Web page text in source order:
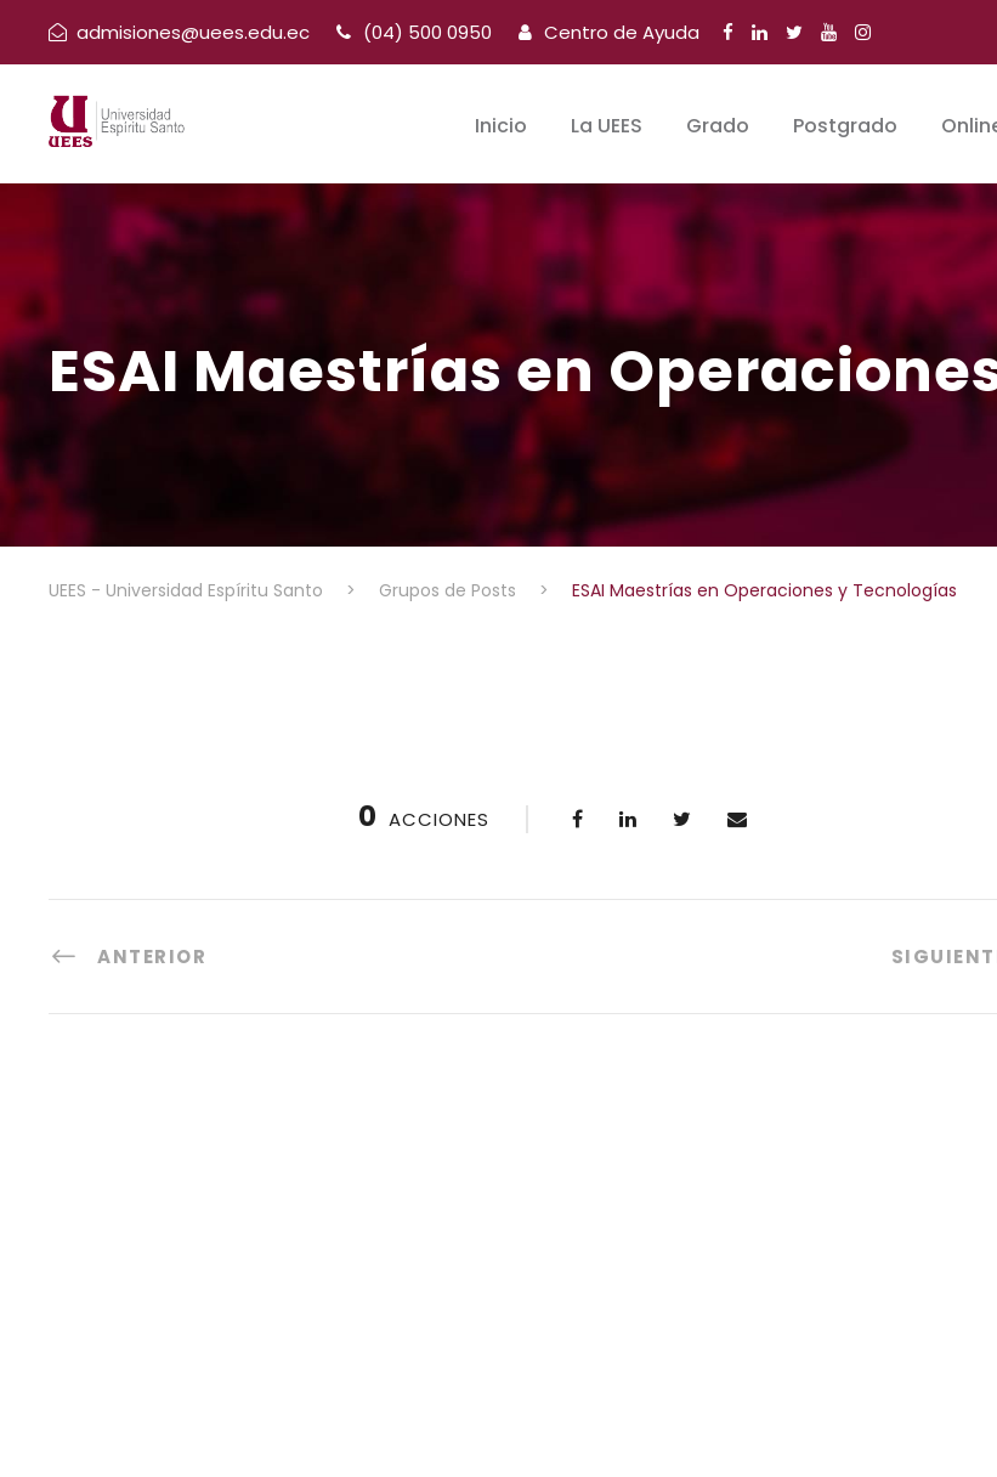
admisiones@uees.edu.ec (04) 500 0950 Centro de Ayuda
Inicio La UEES Grado Postgrado
ESAI Maestrías en
UEES - Universidad Espíritu Santo > Grupos de Posts > ESAI Maestrías en Operaciones y Tecnologías
0 ACCIONES
ANTERIOR